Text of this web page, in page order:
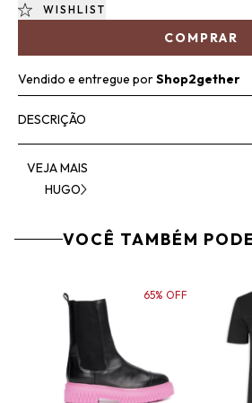
COMPRAR
WISHLIST
Vendido e entregue porShop2gether
DESCRIÇÃO
VEJA MAIS
HUGO
VOCÊ TAMBÉM
65% OFF